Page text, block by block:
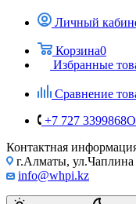
Личный
Корзина0
Избранные
Сравнение
+7 727 3399868
Контактная
г.Алматы, ул.Чаплина
info@whpi.kz